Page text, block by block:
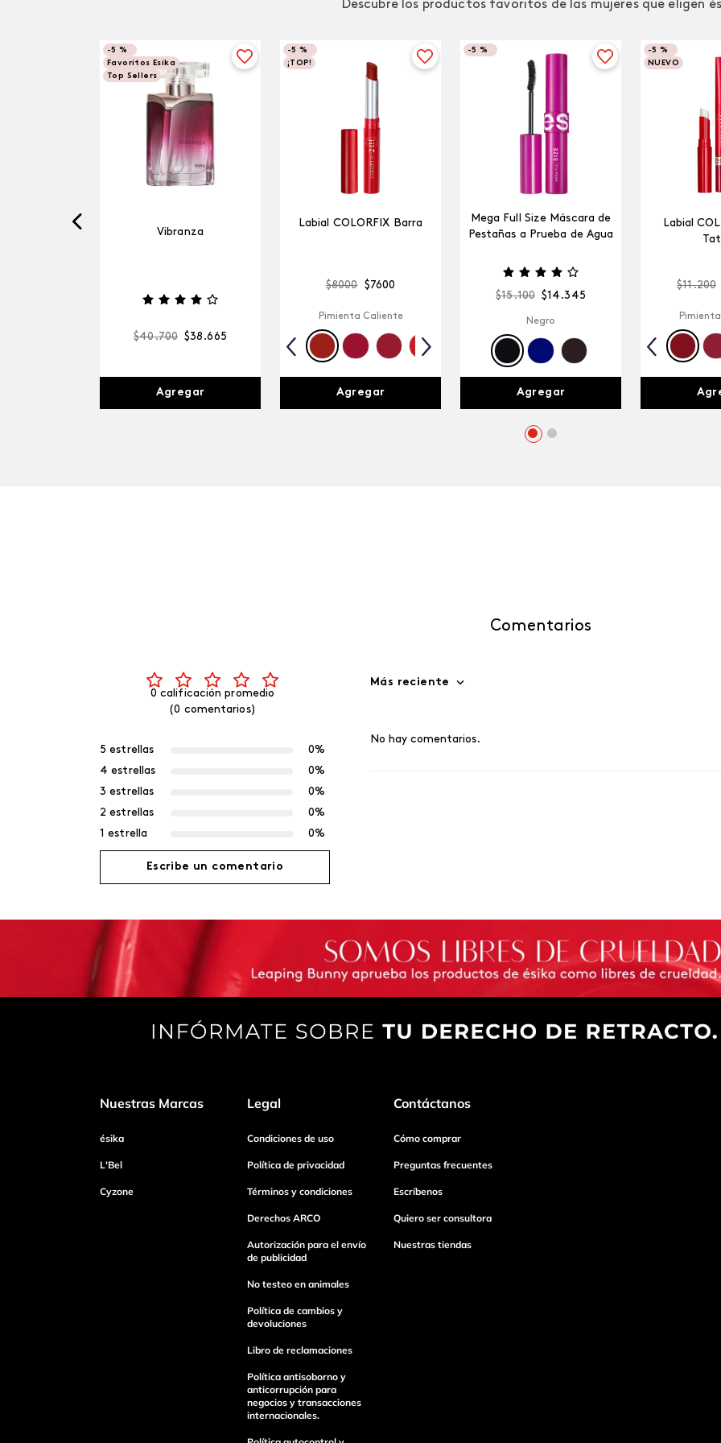
Descubre los productos favoritos de las mujeres que eligen
-5 %
Favoritos Esika
Top Sellers
Vibranza
$40.700 $38 .665
Agregar
-5 %
¡TOP!
Labial COLORFIX Barra
$8000 $7600
Pimienta Caliente
Agregar
-5 %
Mega Full Size Máscara de
Pestañas a Prueba de Agua
$15.100 $14 .345
Negro
Agregar
-5 %
NUEVO
Labial
$11.200
Comentarios
0 calificación promedio
(0 comentarios)
5 estrellas
0%
4 estrellas
0%
3 estrellas
0%
2 estrellas
0%
1 estrella
0%
Escribe un comentario
Agregar comentario
Título
Escribe un comentario
Enviar Comentario
Más reciente
No hay comentarios.
Nuestras Marcas
ésika
L'Bel
Cyzone
Legal
Condiciones de uso
Política de privacidad
Términos y condiciones
Derechos ARCO
Autorización para el envío
de publicidad
No testeo en animales
Política de cambios y
devoluciones
Libro de reclamaciones
Política antisoborno y
anticorrupción para
negocios y transacciones
internacionales.
Contáctanos
Cómo comprar
Preguntas frecuentes
Escríbenos
Quiero ser consultora
Nuestras tiendas